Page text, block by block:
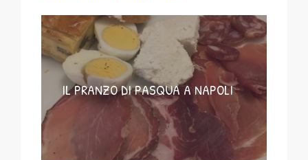
IL PRANZO DI PASQUA A NAPOLI